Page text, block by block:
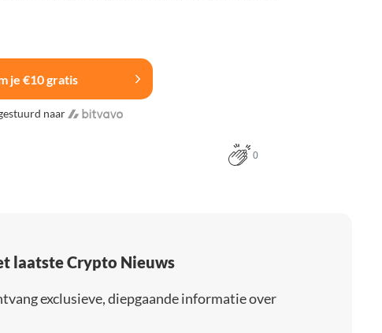
je €10 gratis
naar
0
laatste Crypto Nieuws
exclusieve, diepgaande informatie over